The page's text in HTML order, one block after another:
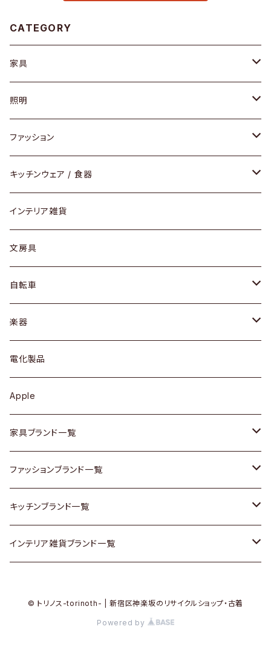
CATEGORY
家具
ソファ / ベンチ
チェア / スツール
ダイニングセット / ダイニングテーブル
ローテーブル / サイドテーブル
デスク / コンソール
ドレッサー
シェルフ
キュリオケース / 飾り棚
カップボード / 食器棚
チェスト
その他家具
Vintageヴィンテージ / Antiqueアンティーク
Designers / デザイナーズ
照明
ペンダントライト
テーブルランプ / デスクスタンド
フロアライト
ファッション
アクセサリー
リング
ピアス / イヤリング
財布
バッグ
アウター
トップス
ワンピース
ボトムス
靴
スカーフ
腕時計
Vintage / ヴィンテージ
キッチンウェア / 食器
グラス / タンブラー
カップ / マグ
プレート / ボウル
カトラリー
ケトル / ティーポット
鍋 / フライパン
Vintage / ヴィンテージ
銀製品
和物 / 作家物
その他キッチン雑貨
インテリア雑貨
文房具
自転車
dahon
楽器
ギター
ベース
その他楽器
電化製品
Apple
家具ブランド一覧
ACME Furniture / アクメ ファニチャー
ACTUS / アクタス
arflex / アルフレックス
ファッションブランド一覧
agnes b / アニエス ベー
BALLY / バリー
キッチンブランド一覧
ARABIA / アラビア
インテリア雑貨ブランド一覧
© トリノス-torinoth- | 新宿区神楽坂のリサイクルショップ・古着
Powered by